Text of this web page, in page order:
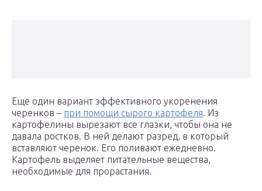
Еще один вариант эффективного укоренения
черенков – при помощи сырого картофеля. Из
картофелины вырезают все глазки, чтобы она не
давала ростков. В ней делают разред, в который
вставляют черенок. Его поливают ежедневно.
Картофель выделяет питательные вещества,
необходимые для прорастания.